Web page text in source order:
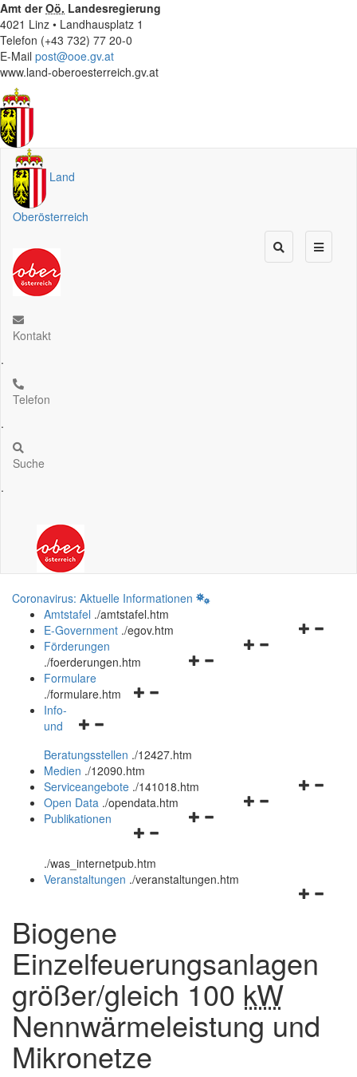
Amt derOö. Landesregierung
4021 Linz • Landhausplatz 1
Telefon (+43 732) 77 20-0
E-Mail post@ooe.gv.at
www.land-oberoesterreich.gv.at
Land
Oberösterreich
Kontakt
.
Telefon
.
Suche
.
Coronavirus: Aktuelle Informationen
Amtstafel ./amtstafel.htm
Navigationsmenü
E-Government ./egov.htm
Navigationsmenü
Förderungen
./foerderungen.htm
Navigationsmenü
Formulare
./formulare.htm
Navigationsmenü
und
schließen
Info-
und
Beratungsstellen ./12427.htm
Medien ./12090.htm
Navigationsmenü
Serviceangebote ./141018.htm
Navigationsmenü
Open Data ./opendata.htm
Navigationsmenü
und
schließen
Publikationen
./was_internetpub.htm
Veranstaltungen ./veranstaltungen.htm
Biogene
Einzelfeuerungsanlagen
größer/gleich 100 kW
Nennwärmeleistung und
Mikronetze